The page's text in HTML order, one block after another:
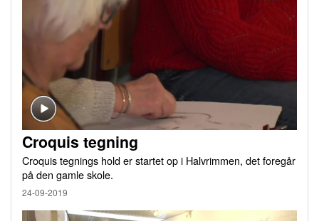
Croquis tegning
Croquis tegnings hold er startet op i Halvrimmen, det foregår
på den gamle skole.
24-09-2019